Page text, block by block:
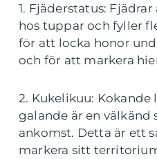
1. Fjäderstatus:
hos tuppar och fyller
för att locka honor
och för att markera
2. Kukelikuu: Kokande
galande är en
ankomst. Detta är ett
markera sitt